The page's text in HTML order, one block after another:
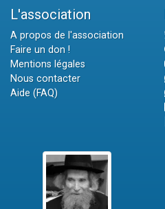
L'association
A propos de l'association
Faire un don !
Mentions légales
Nous contacter
Aide (FAQ)